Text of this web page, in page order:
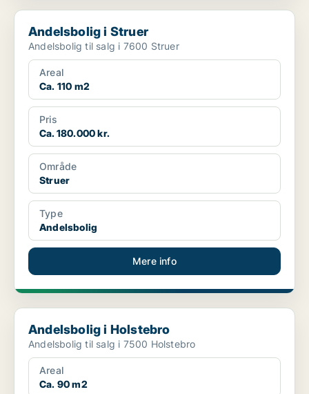
Andelsbolig i Struer
Andelsbolig i Struer
Andelsbolig til salg i 7600 Struer
Areal
Ca. 110 m2
Pris
Ca. 180.000 kr.
Område
Struer
Type
Andelsbolig
Mere info
Andelsbolig i Holstebro
Andelsbolig i Holstebro
Andelsbolig til salg i 7500 Holstebro
Areal
Ca. 90 m2